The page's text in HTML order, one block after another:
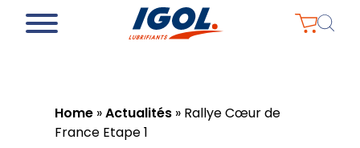
Home »Actualités » Rallye Cœur de
France Etape 1